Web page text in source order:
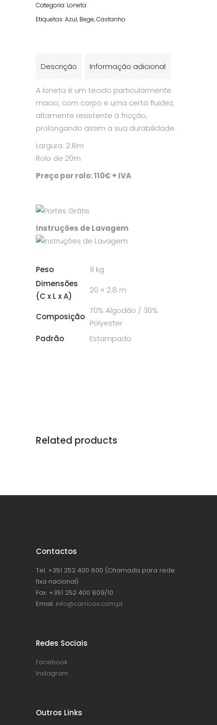
Categoria: Loneta
Etiquetas:Azul, Bege,Castanho
Descrição Informação adicional
A loneta é um tecido particularmente
macio, com corpo e uma certa fluidez,
altamente resistente à fricção,
prolongando assim a sua durabilidade.
Largura: 2.8m
Rolo de 20m
Preço por rolo: 110€ + IVA
Instruções de Lavagem
Peso
9 kg
Dimensões
(C x L x A)
20 × 2.8 m
Composição
70% Algodão / 30%
Polyester
Padrão
Estampado
Related products
Outros Links
Redes Sociais
Facebook
Instagram
Contactos
Tel. +351 252 400 800 (Chamada para rede
fixa nacional)
Fax. +351 252 400 809/10
Email. info@carricos.com.pt